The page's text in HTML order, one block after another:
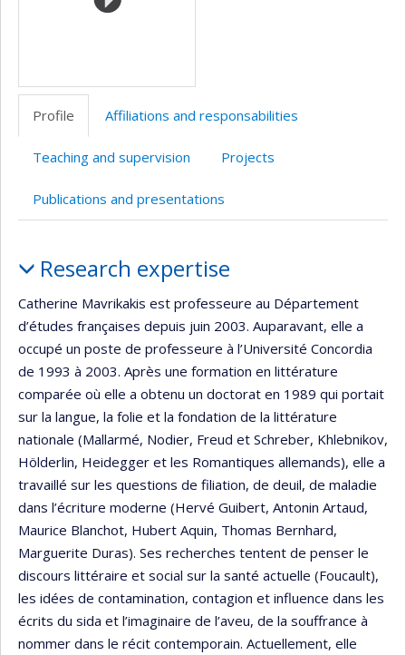
Profile Affiliations and responsabilities
Teaching and supervision Projects
Publications and presentations
Research expertise
Catherine Mavrikakis est professeure au Département
d’études françaises depuis juin 2003. Auparavant, elle a
occupé un poste de professeure à l’Université Concordia
de 1993 à 2003. Après une formation en littérature
comparée où elle a obtenu un doctorat en 1989 qui portait
sur la langue, la folie et la fondation de la littérature
nationale (Mallarmé, Nodier, Freud et Schreber, Khlebnikov,
Hölderlin, Heidegger et les Romantiques allemands), elle a
travaillé sur les questions de filiation, de deuil, de maladie
dans l’écriture moderne (Hervé Guibert, Antonin Artaud,
Maurice Blanchot, Hubert Aquin, Thomas Bernhard,
Marguerite Duras). Ses recherches tentent de penser le
discours littéraire et social sur la santé actuelle (Foucault),
les idées de contamination, contagion et influence dans les
écrits du sida et l’imaginaire de l’aveu, de la souffrance à
nommer dans le récit contemporain. Actuellement, elle